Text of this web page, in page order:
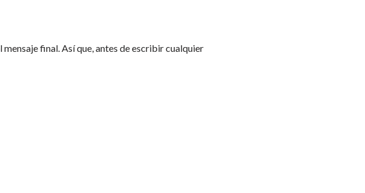
final. Así que, antes de escribir cualquier